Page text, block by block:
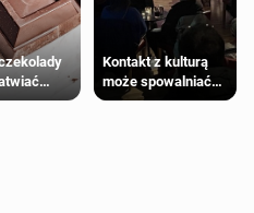
Kontakt z kulturą
może spowalniać
starzenie